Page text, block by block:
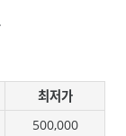
최저가
500,000